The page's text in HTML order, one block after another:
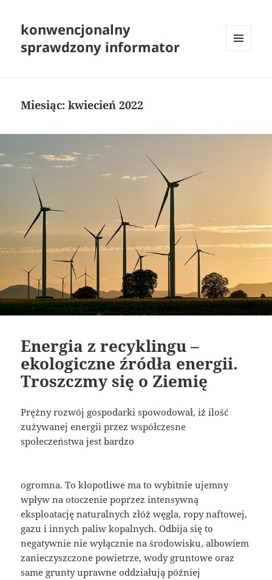
konwencjonalny
sprawdzony informator
Miesiąc:kwiecień 2022
Energia z recyklingu –
ekologiczne źródła energii.
Troszczmy się o Ziemię
Prężny rozwój gospodarki spowodował, iż ilość
zużywanej energii przez współczesne
społeczeństwa jest bardzo
ogromna. To kłopotliwe ma to wybitnie ujemny
wpływ na otoczenie poprzez intensywną
eksploatację naturalnych złóż węgla, ropy naftowej,
gazu i innych paliw kopalnych. Odbija się to
negatywnie nie wyłącznie na środowisku, albowiem
zanieczyszczone powietrze, wody gruntowe oraz
same grunty uprawne oddziałują później